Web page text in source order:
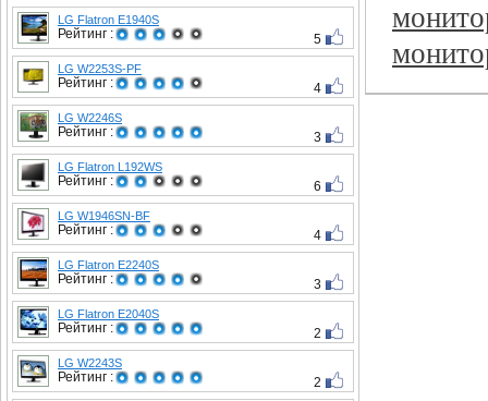
LG Flatron E1940S
Рейтинг : 5
LG W2253S-PF
Рейтинг : 4
LG W2246S
Рейтинг : 3
LG Flatron L192WS
Рейтинг : 6
LG W1946SN-BF
Рейтинг : 4
LG Flatron E2240S
Рейтинг : 3
LG Flatron E2040S
Рейтинг : 2
LG W2243S
Рейтинг : 2